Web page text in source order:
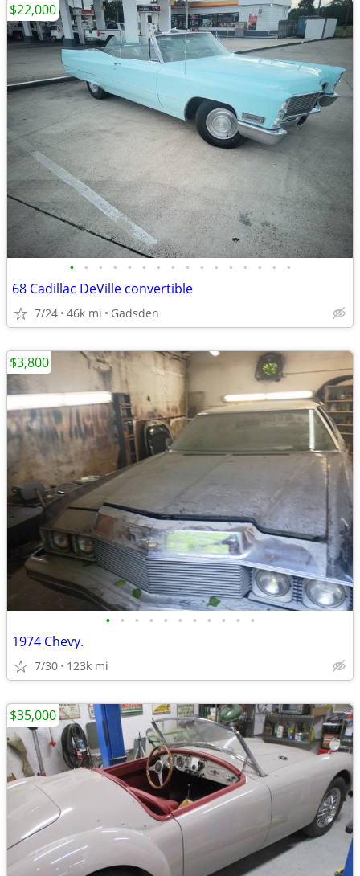
• • • • • • • • • • • • • • • •
68 Cadillac DeVille convertible
7/24 46k mi Gadsden
$22,000
• • • • • • • • • • •
1974 Chevy.
7/30 123k mi
$3,800
$35,000